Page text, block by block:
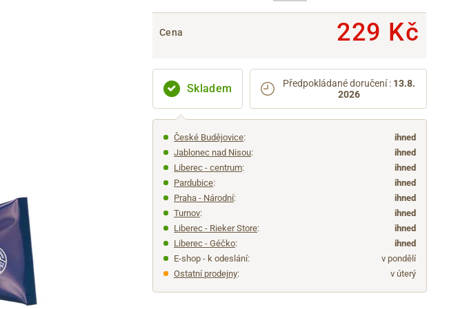
Cena 229 Kč
Skladem Předpokládané doručení : 13.8.
2026
České Budějovice:
ihned
Jablonec nad Nisou:
ihned
Liberec - centrum:
ihned
Pardubice:
ihned
Praha - Národní:
ihned
Turnov:
ihned
Liberec - Rieker Store:
ihned
Liberec - Géčko:
ihned
E-shop - k odeslání:
v pondělí
Ostatní prodejny: v úterý